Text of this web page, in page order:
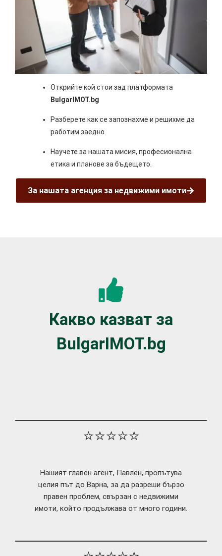
Открийте кой стои зад платформата
BulgarIMOT.bg
Разберете как се запознахме и решихме да
работим заедно.
Научете за нашата мисия, професионална
етика и планове за бъдещето.
За нашата агенция за недвижими имоти
Какво казват за
BulgarIMOT.bg
⭐⭐⭐⭐⭐
Нашият главен агент, Павлен, пропътува
целия път до Варна, за да разреши бързо
правен проблем, свързан с недвижими
имоти, който продължава от много години.